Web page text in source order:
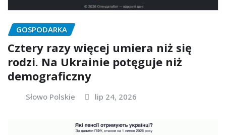
GOSPODARKA
Cztery razy więcej umiera niż się
rodzi. Na Ukrainie potęguje niż
demograficzny
Słowo Polskie lip 24, 2026